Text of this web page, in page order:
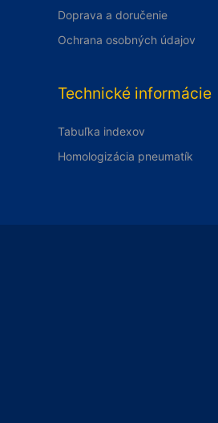
Doprava a doručenie
Ochrana osobných údajov
Technické informácie
Tabuľka indexov
Homologizácia pneumatík